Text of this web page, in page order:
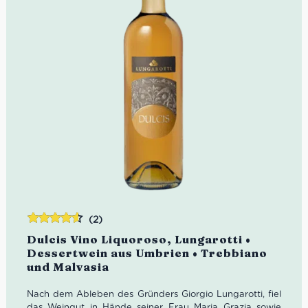
Dulcis Vino Liquoroso, Lungarotti •
Dessertwein aus Umbrien • Trebbiano
und Malvasia
(2)
Nach dem Ableben des Gründers Giorgio Lungarotti, fiel
Bewertet
mit4.50
von 5